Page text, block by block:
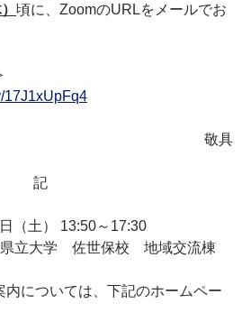
頃に、ZoomのURLをメールでお
17J1xUpFq4
敬具
記
（土） 13:50～17:30
県立大学 佐世保校 地域交流棟
内については、下記のホームペー